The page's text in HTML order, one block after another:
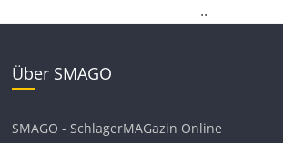
..
Über SMAGO
SMAGO - SchlagerMAGazin Online